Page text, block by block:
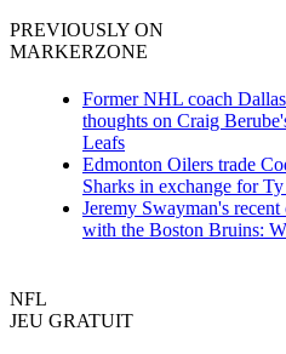
PREVIOUSLY ON
MARKERZONE
Former NHL coach
thoughts on Craig
Leafs
Edmonton Oilers trade
Sharks in exchange for
Jeremy Swayman's
with the Boston Bruins:
NFL
JEU GRATUIT